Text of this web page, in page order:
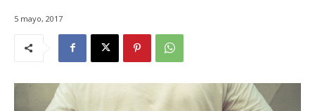
5 mayo, 2017